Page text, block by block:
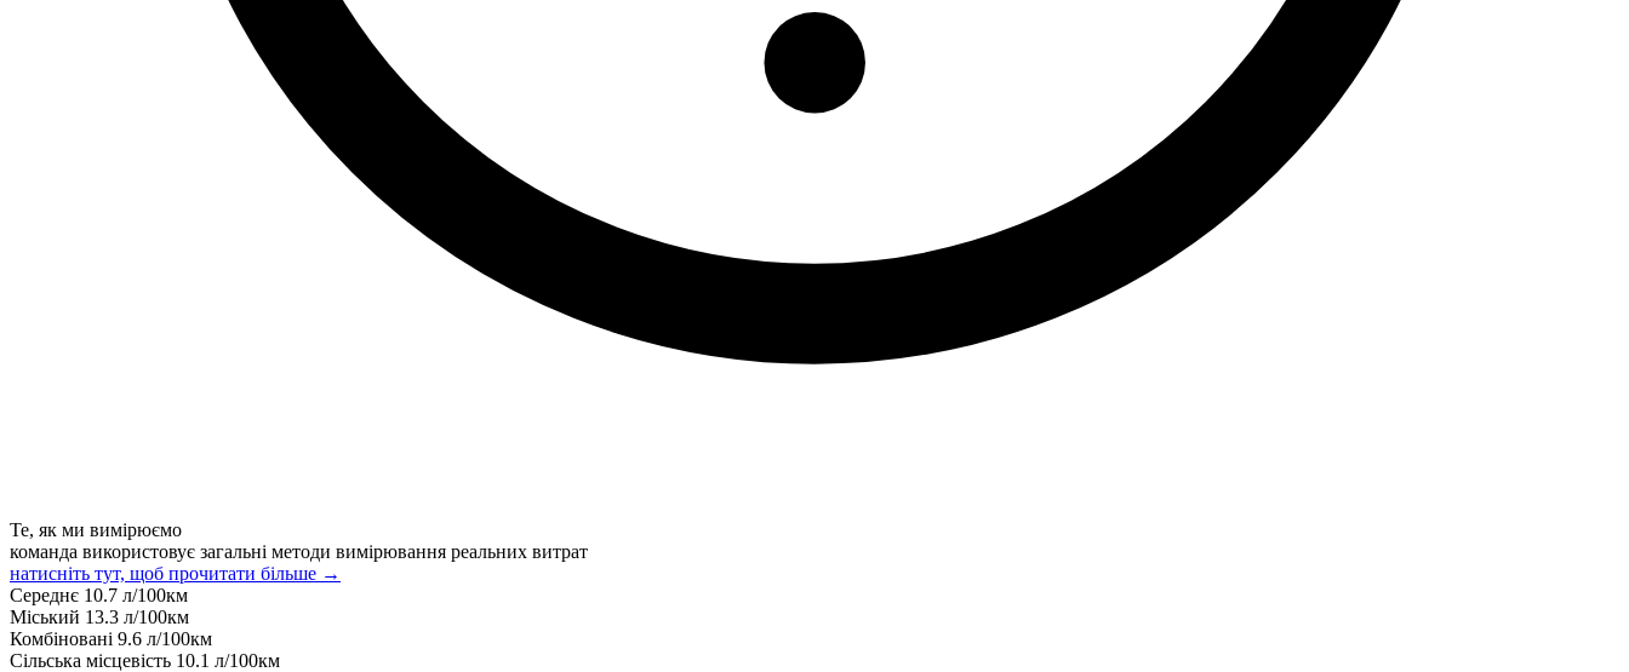
Те, як ми вимірюємо
команда використовує загальні методи вимірювання реальних витрат
натисніть тут, щоб прочитати більше →
Середнє 10.7 л/100км
Міський 13.3 л/100км
Комбіновані 9.6 л/100км
Сільська місцевість 10.1 л/100км